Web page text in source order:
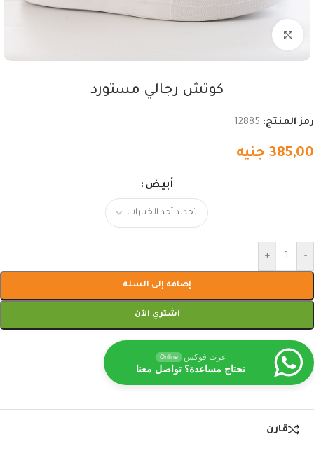
كوتش رجالي مستورد
رمز المنتج: 12885
385,00 جنيه
أبيض
-
+
إضافة إلى السلة
اشتري الآن
عزت فوكس Online
تحتاج مساعدة؟ تواصل معنا
قارن